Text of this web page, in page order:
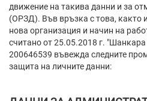
движение на такива данни и за
(ОРЗД). Във връзка с това, както
нова организация и начин на
считано от 25.05.2018 г.
200646539 въвежда следните
защита на личните данни: